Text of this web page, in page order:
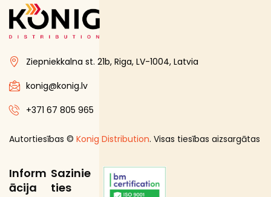
Ziepniekkalna st. 21b, Riga, LV-1004, Latvia
konig@konig.lv
+371 67 805 965
Autortiesības © Konig Distribution. Visas tiesības aizsargātas
Inform
ācija
Sazinie
ties